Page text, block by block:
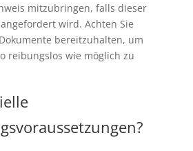
mitzubringen, falls dieser
wird. Achten Sie
bereitzuhalten, um
reibungslos wie möglich zu